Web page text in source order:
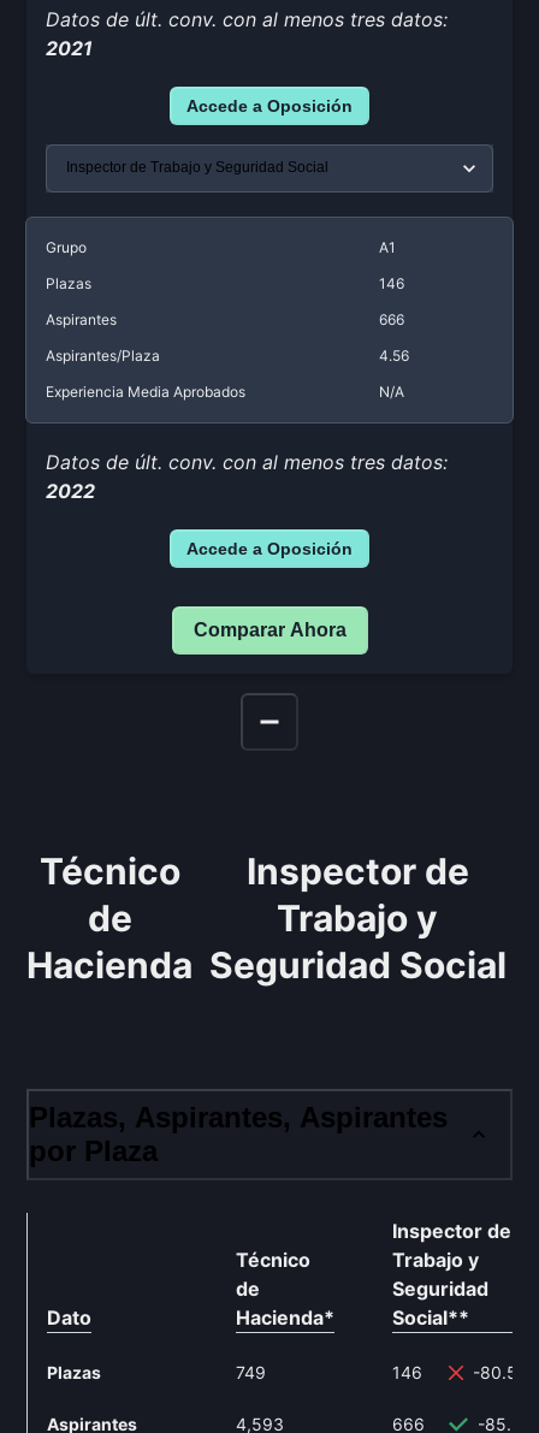
Datos de últ. conv. con al menos tres datos:
2021
Accede a Oposición
Grupo
A1
Plazas
146
Aspirantes
666
Aspirantes/Plaza
4.56
Experiencia Media Aprobados
N/A
Datos de últ. conv. con al menos tres datos:
2022
Accede a Oposición
Comparar Ahora
Técnico
de
Hacienda
Inspector de
Trabajo y
Seguridad Social
Plazas, Aspirantes, Aspirantes
por Plaza
Dato
Técnico
de
Hacienda*
Plazas 749
Aspirantes 4,593
Inspector de
Trabajo y
Seguridad
Social**
146 -80.51%
666 -85.5%